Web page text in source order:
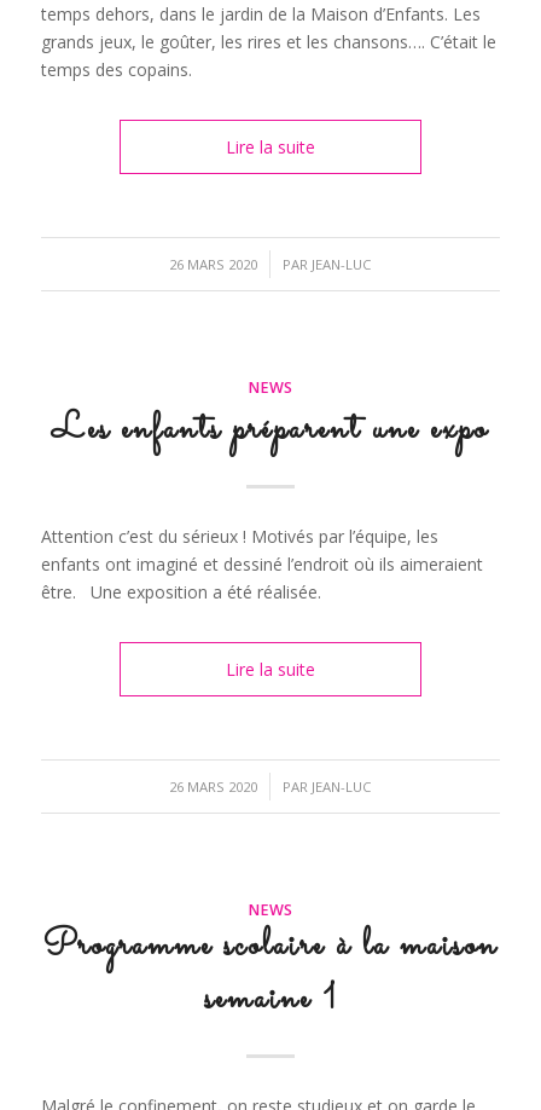
temps dehors, dans le jardin de la Maison d’Enfants. Les
grands jeux, le goûter, les rires et les chansons…. C’était le
temps des copains.
Lire la suite
26 MARS 2020
/ PAR JEAN-LUC
NEWS
Les enfants préparent une expo
Attention c’est du sérieux ! Motivés par l’équipe, les
enfants ont imaginé et dessiné l’endroit où ils aimeraient
être. Une exposition a été réalisée.
Lire la suite
26 MARS 2020
/ PAR JEAN-LUC
NEWS
Programme scolaire à la maison
semaine 1
Malgré le confinement, on reste studieux et on garde le